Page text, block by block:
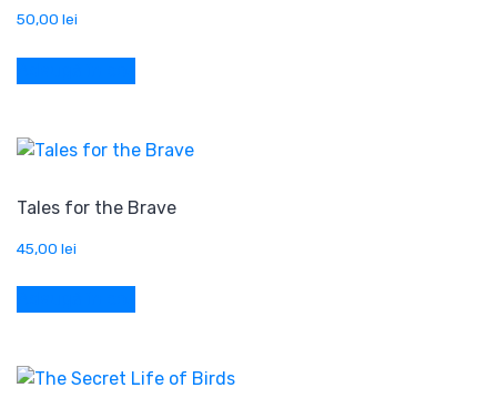
50,00 lei
Tales for the Brave
45,00 lei